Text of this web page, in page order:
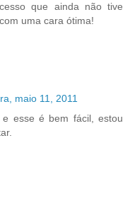
que ainda não tive
uma cara ótima!
maio 11, 2011
esse é bem fácil, estou